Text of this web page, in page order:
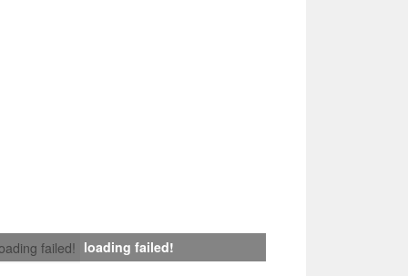
failed! loading failed!